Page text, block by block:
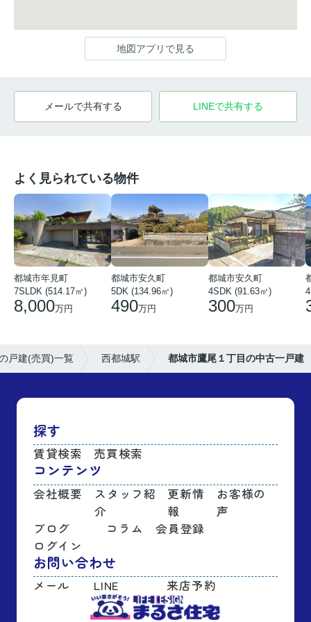
地図アプリで見る
メールで共有する LINEで共有する
よく見られている物件
都城市年見町
7SLDK (514.17㎡)
8,000万円
都城市安久町
5DK (134.96㎡)
490万円
都城市安久町
4SDK (91.63㎡)
300万円
戸建(売買)一覧 西都城駅 都城市鷹尾１丁目の中古一戸建
探す
賃貸検索 売買検索
コンテンツ
会社概要
スタッフ紹
介
更新情
報
お客様の
声
ブログ
コラム
会員登録
ログイン
お問い合わせ
メール LINE 来店予約